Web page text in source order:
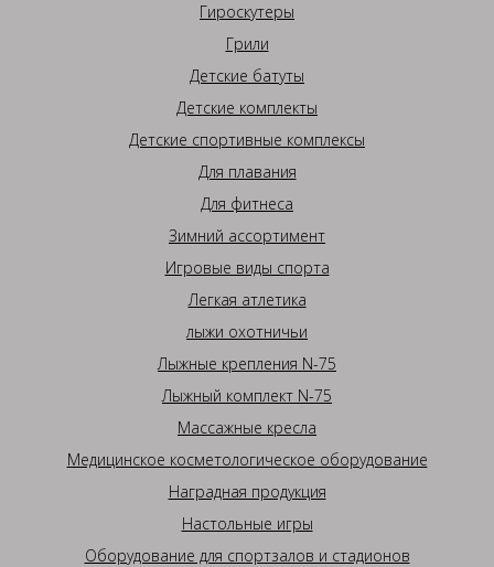
Гироскутеры
Грили
Детские батуты
Детские комплекты
Детские спортивные комплексы
Для плавания
Для фитнеса
Зимний ассортимент
Игровые виды спорта
Легкая атлетика
лыжи охотничьи
Лыжные крепления N-75
Лыжный комплект N-75
Массажные кресла
Медицинское косметологическое оборудование
Наградная продукция
Настольные игры
Оборудование для спортзалов и стадионов